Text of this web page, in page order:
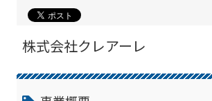
株式会社クレアーレ